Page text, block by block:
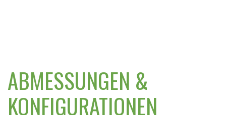
ABMESSUNGEN &
KONFIGURATIONEN